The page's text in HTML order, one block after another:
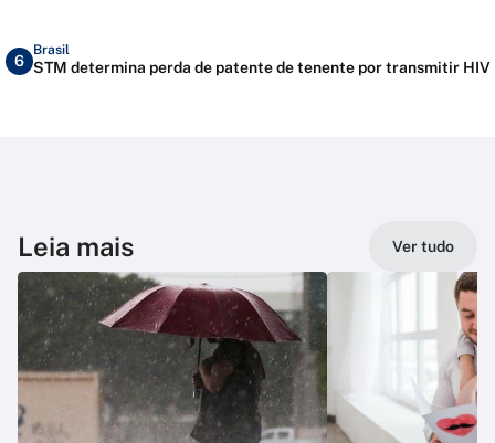
6
Brasil
STM determina perda de patente de tenente por transmitir HIV
Leia mais Ver tudo